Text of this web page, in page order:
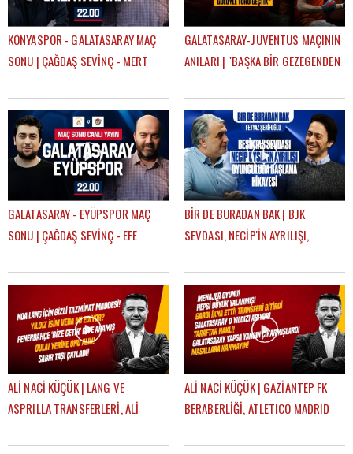
KONYASPOR - GALATASARAY MAÇ
SONU | ÇAĞDAŞ SEVİNÇ - MERT
GALATASARAY-JUVENTUS MAÇININ
ANILARI | "BAŞKA BİR GEZEGENDEN
GEÇTİK"
GALATASARAY - EYÜPSPOR MAÇ
SONU | ÇAĞDAŞ SEVİNÇ - EFE
BİR DE BURADAN BAK | BJK
SEVDASI, NECİP'İN AYRILIŞI,
FEYYAZ ŞERİFOĞLU
ALİ NACİ KÜÇÜK | LANG VE
ASPRILLA TRANSFERLERİ, ALİ
ALİ NACİ KÜÇÜK | GAZİANTEP FK
BERABERLİĞİ, ATLETICO MADRID